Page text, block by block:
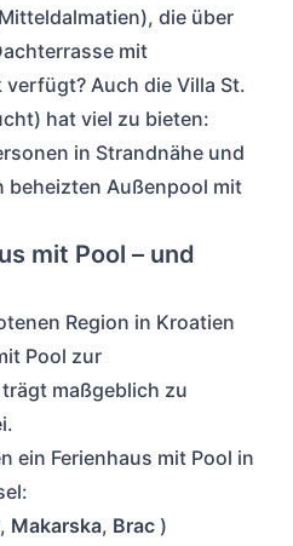
die über
mit
Auch die Villa St.
hat viel zu bieten:
in Strandnähe und
beheizten Außenpool mit
mit Pool – und
Region in Kroatien
Pool zur
maßgeblich zu
ein Ferienhaus mit Pool in
, Makarska, Brac )